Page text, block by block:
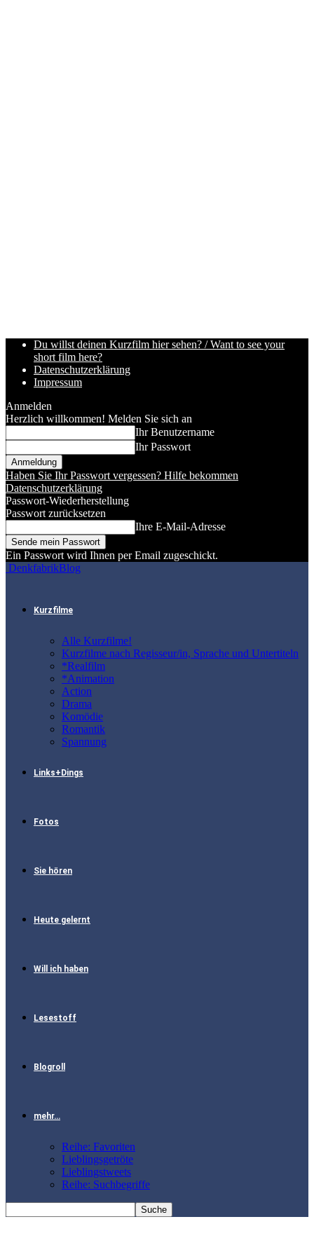
Du willst deinen Kurzfilm hier sehen? / Want to see your
short film here?
Datenschutzerklärung
Impressum
Anmelden
Herzlich willkommen! Melden Sie sich an
Ihr Benutzername
Ihr Passwort
Haben Sie Ihr Passwort vergessen? Hilfe bekommen
Datenschutzerklärung
Passwort-Wiederherstellung
Passwort zurücksetzen
Ihre E-Mail-Adresse
Ein Passwort wird Ihnen per Email zugeschickt.
DenkfabrikBlog
Kurzfilme
Alle Kurzfilme!
Kurzfilme nach Regisseur/in, Sprache und Untertiteln
*Realfilm
*Animation
Action
Drama
Komödie
Romantik
Spannung
Links+Dings
Fotos
Sie hören
Heute gelernt
Will ich haben
Lesestoff
Blogroll
mehr…
Reihe: Favoriten
Lieblingsgetröte
Lieblingstweets
Reihe: Suchbegriffe